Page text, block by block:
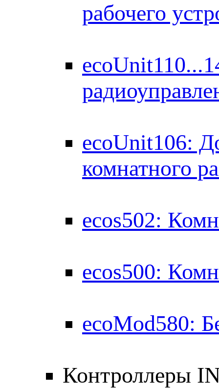
рабочего
ecoUnit106:
комнатного
ecos502:
ecos500:
ecoMod580:
Контроллеры